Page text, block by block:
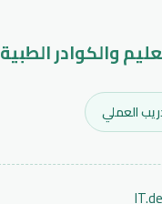
والكوادر الطبية
العملي